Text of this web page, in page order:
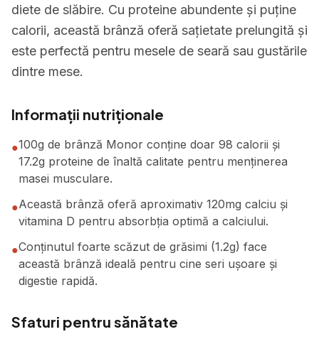
diete de slăbire. Cu proteine abundente și puține
calorii, această brânză oferă sațietate prelungită și
este perfectă pentru mesele de seară sau gustările
dintre mese.
Informații nutriționale
●100g de brânză Monor conține doar 98 calorii și
17.2g proteine de înaltă calitate pentru menținerea
masei musculare.
●Această brânză oferă aproximativ 120mg calciu și
vitamina D pentru absorbția optimă a calciului.
●Conținutul foarte scăzut de grăsimi (1.2g) face
această brânză ideală pentru cine seri ușoare și
digestie rapidă.
Sfaturi pentru sănătate